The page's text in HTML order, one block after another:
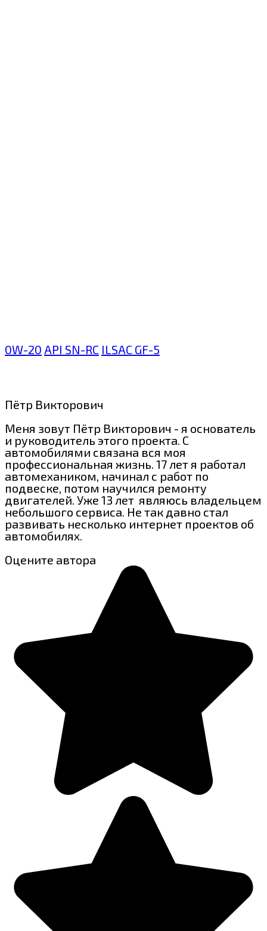
0W-20 API SN-RC ILSAC GF-5
Пётр Викторович
Меня зовут Пётр Викторович - я основатель
и руководитель этого проекта. С
автомобилями связана вся моя
профессиональная жизнь. 17 лет я работал
автомехаником, начинал с работ по
подвеске, потом научился ремонту
двигателей. Уже 13 лет являюсь владельцем
небольшого сервиса. Не так давно стал
развивать несколько интернет проектов об
автомобилях.
Оцените автора